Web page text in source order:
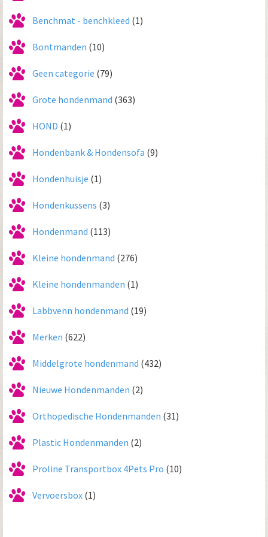
Benchmat - benchkleed (1)
Bontmanden (10)
Geen categorie (79)
Grote hondenmand (363)
HOND (1)
Hondenbank & Hondensofa (9)
Hondenhuisje (1)
Hondenkussens (3)
Hondenmand (113)
Kleine hondenmand (276)
Kleine hondenmanden (1)
Labbvenn hondenmand (19)
Merken (622)
Middelgrote hondenmand (432)
Nieuwe Hondenmanden (2)
Orthopedische Hondenmanden (31)
Plastic Hondenmanden (2)
Proline Transportbox 4Pets Pro (10)
Vervoersbox (1)